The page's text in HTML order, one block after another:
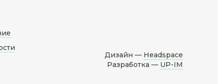
Дизайн — Headspace
Разработка — UP-IM